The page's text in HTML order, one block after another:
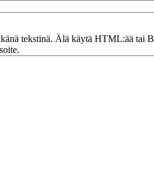
tekstinä. Älä käytä HTML:ää tai